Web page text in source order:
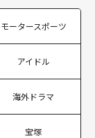
モータースポーツ
アイドル
海外ドラマ
宝塚